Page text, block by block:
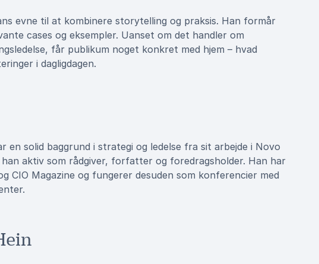
evne til at kombinere storytelling og praksis. Han formår
cases og eksempler. Uanset om det handler om
får publikum noget konkret med hjem – hvad
i dagligdagen.
en solid baggrund i strategi og ledelse fra sit arbejde i Novo
aktiv som rådgiver, forfatter og foredragsholder. Han har
CIO Magazine og fungerer desuden som konferencier med